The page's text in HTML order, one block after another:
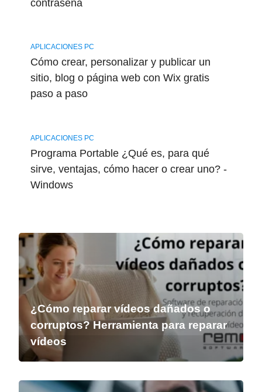
contraseña
APLICACIONES PC
Cómo crear, personalizar y publicar un
sitio, blog o página web con Wix gratis
paso a paso
APLICACIONES PC
Programa Portable ¿Qué es, para qué
sirve, ventajas, cómo hacer o crear uno? -
Windows
¿Cómo reparar vídeos dañados o
corruptos? Herramienta para reparar
vídeos